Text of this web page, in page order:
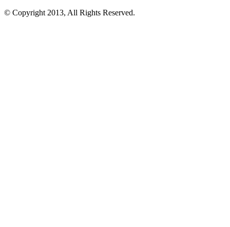
© Copyright 2013, All Rights Reserved.